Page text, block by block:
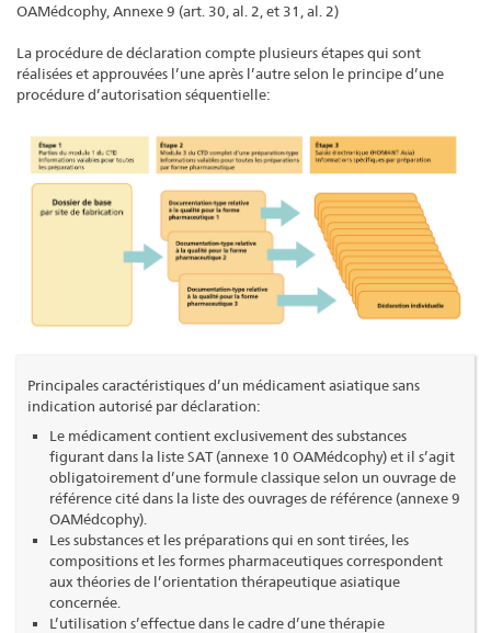
OAMédcophy, Annexe 9 (art. 30, al. 2, et 31, al. 2)
La procédure de déclaration compte plusieurs étapes qui sont
réalisées et approuvées l’une après l’autre selon le principe d’une
procédure d’autorisation séquentielle:
Principales caractéristiques d’un médicament asiatique sans
indication autorisé par déclaration:
Le médicament contient exclusivement des substances
figurant dans la liste SAT (annexe 10 OAMédcophy) et il s’agit
obligatoirement d’une formule classique selon un ouvrage de
référence cité dans la liste des ouvrages de référence (annexe 9
OAMédcophy).
Les substances et les préparations qui en sont tirées, les
compositions et les formes pharmaceutiques correspondent
aux théories de l’orientation thérapeutique asiatique
concernée.
L’utilisation s’effectue dans le cadre d’une thérapie